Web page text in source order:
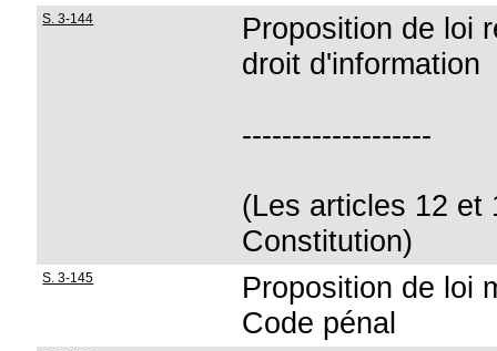
S. 3-144
Proposition de loi
droit d'information
-------------------
(Les articles 12 et
Constitution)
S. 3-145
Proposition de loi
Code pénal